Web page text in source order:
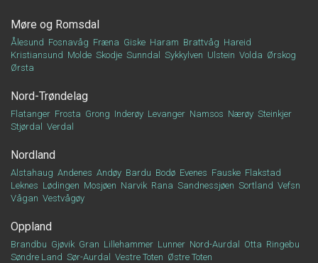
Møre og Romsdal
Ålesund Fosnavåg Fræna Giske Haram Brattvåg Hareid
Kristiansund Molde Skodje Sunndal Sykkylven Ulstein Volda Ørskog
Ørsta
Nord-Trøndelag
Flatanger Frosta Grong Inderøy Levanger Namsos Nærøy Steinkjer
Stjørdal
Verdal
Nordland
Alstahaug Andenes Andøy Bardu Bodø Evenes Fauske Flakstad
Leknes Lødingen Mosjøen Narvik Rana Sandnessjøen Sortland Vefsn
Vågan Vestvågøy
Oppland
Brandbu Gjøvik Gran Lillehammer Lunner Nord-Aurdal Otta Ringebu
Søndre Land Sør-Aurdal Vestre Toten Østre Toten